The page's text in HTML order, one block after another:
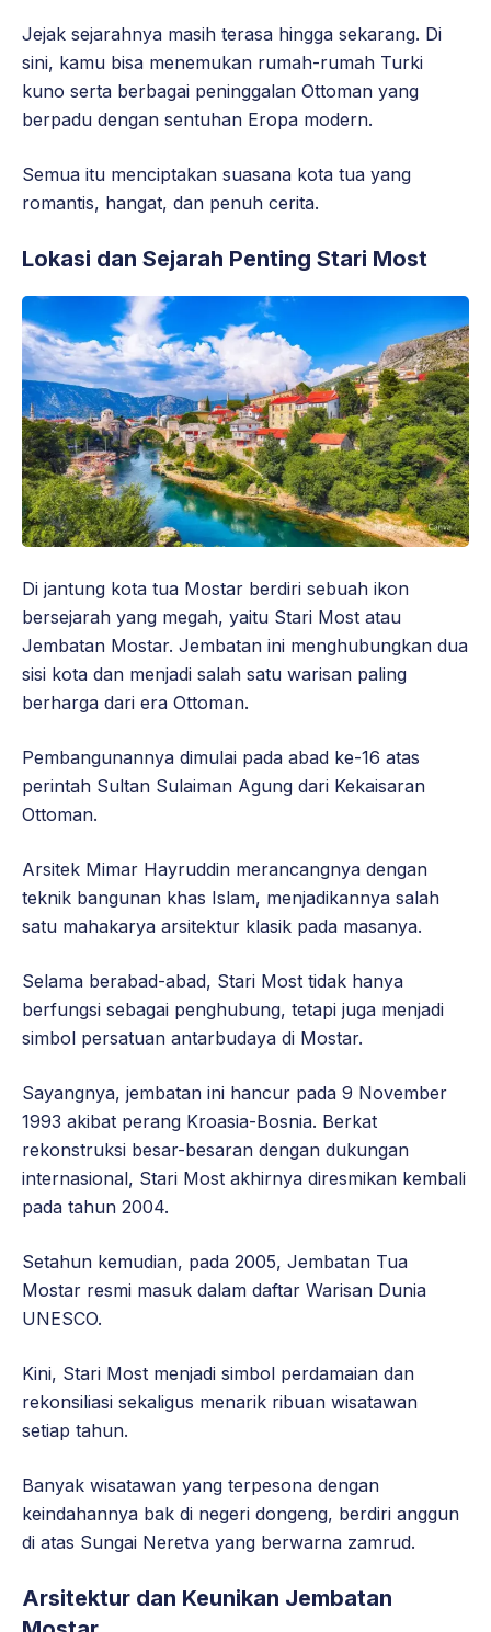
Jejak sejarahnya masih terasa hingga sekarang. Di
sini, kamu bisa menemukan rumah-rumah Turki
kuno serta berbagai peninggalan Ottoman yang
berpadu dengan sentuhan Eropa modern.
Semua itu menciptakan suasana kota tua yang
romantis, hangat, dan penuh cerita.
Lokasi dan Sejarah Penting Stari Most
Di jantung kota tua Mostar berdiri sebuah ikon
bersejarah yang megah, yaitu Stari Most atau
Jembatan Mostar. Jembatan ini menghubungkan dua
sisi kota dan menjadi salah satu warisan paling
berharga dari era Ottoman.
Pembangunannya dimulai pada abad ke-16 atas
perintah Sultan Sulaiman Agung dari Kekaisaran
Ottoman.
Arsitek Mimar Hayruddin merancangnya dengan
teknik bangunan khas Islam, menjadikannya salah
satu mahakarya arsitektur klasik pada masanya.
Selama berabad-abad, Stari Most tidak hanya
berfungsi sebagai penghubung, tetapi juga menjadi
simbol persatuan antarbudaya di Mostar.
Sayangnya, jembatan ini hancur pada 9 November
1993 akibat perang Kroasia-Bosnia. Berkat
rekonstruksi besar-besaran dengan dukungan
internasional, Stari Most akhirnya diresmikan kembali
pada tahun 2004.
Setahun kemudian, pada 2005, Jembatan Tua
Mostar resmi masuk dalam daftar Warisan Dunia
UNESCO.
Kini, Stari Most menjadi simbol perdamaian dan
rekonsiliasi sekaligus menarik ribuan wisatawan
setiap tahun.
Banyak wisatawan yang terpesona dengan
keindahannya bak di negeri dongeng, berdiri anggun
di atas Sungai Neretva yang berwarna zamrud.
Arsitektur dan Keunikan Jembatan